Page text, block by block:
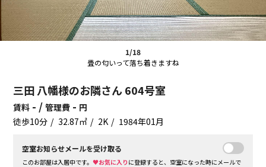
1/18
畳の匂いって落ち着きますね
三田 八幡様のお隣さん 604号室
賃料 - /管理費 - 円
徒歩10分
32.87㎡ 2K 1984年01月
空室お知らせメールを受け取る
このお部屋は入居中です。♥お気に入り に登録すると、空室になった時にメールで